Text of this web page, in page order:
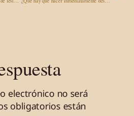
electrónico no será
obligatorios están